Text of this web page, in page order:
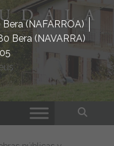
(NAFARROA)
Bera (NAVARRA)